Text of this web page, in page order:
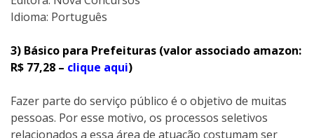
Idioma: Português
3) Básico para Prefeituras (valor associado amazon:
R$ 77,28 – clique aqui)
Fazer parte do serviço público é o objetivo de muitas
pessoas. Por esse motivo, os processos seletivos
relacionados a essa área de atuação costumam ser